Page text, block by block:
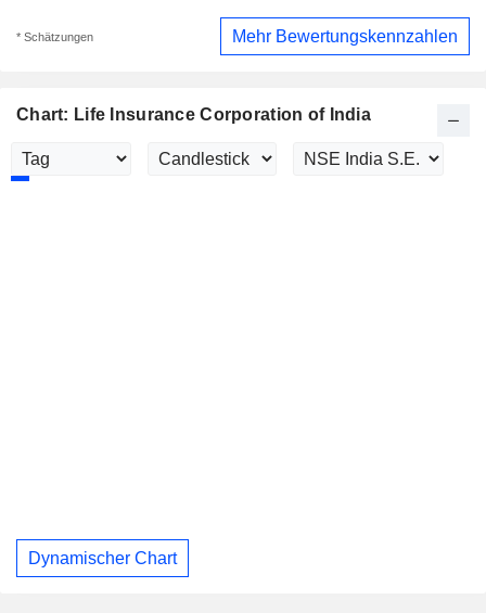
* Schätzungen Mehr Bewertungskennzahlen
Chart: Life Insurance Corporation of India
Dynamischer Chart